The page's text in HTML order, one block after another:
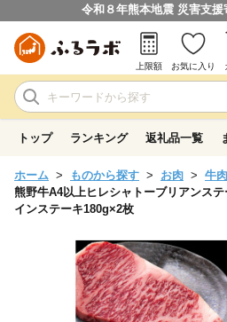
令和８年熊本地震 災害支援
上限額 お気に入り
トップ ランキング 返礼品一覧
ホーム ものから探す お肉
牛肉
熊野牛A4以上ヒレシャトーブリアンス
インステーキ180g×2枚